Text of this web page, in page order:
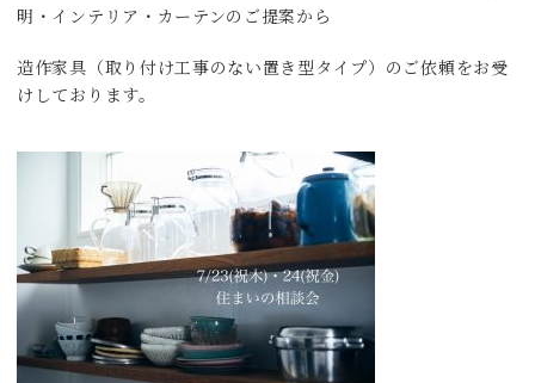
明・インテリア・カーテンのご提案から
造作家具（取り付け工事のない置き型タイプ）のご依頼をお受
けしております。